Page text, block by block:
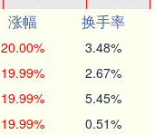
涨幅
换手率
20.00% 3.48%
19.99% 2.67%
19.99% 5.45%
19.99% 0.51%